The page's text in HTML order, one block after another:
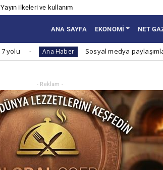
Yayın ilkeleri ve kullanım
ANA SAYFA EKONOMİ NET
Ana Haber Sosyal medya paylaşımlarında
- Reklam -